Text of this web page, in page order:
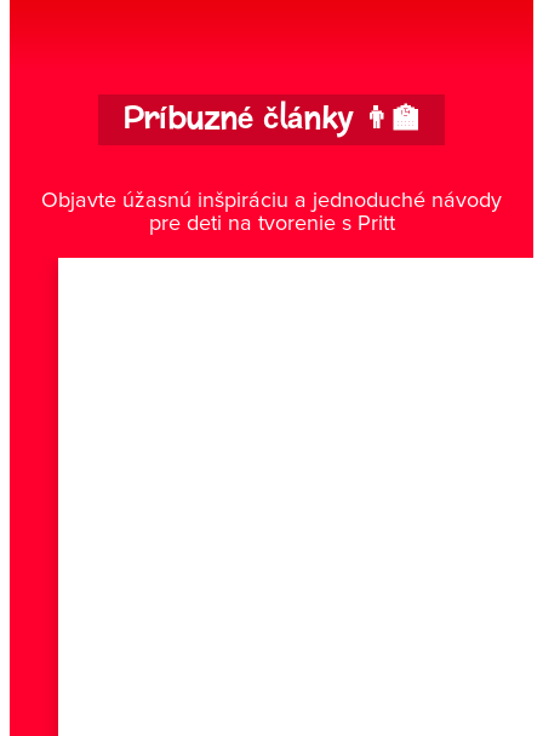
Príbuzné články 👨‍🏫
Objavte úžasnú inšpiráciu a jednoduché návody
pre deti na tvorenie s Pritt